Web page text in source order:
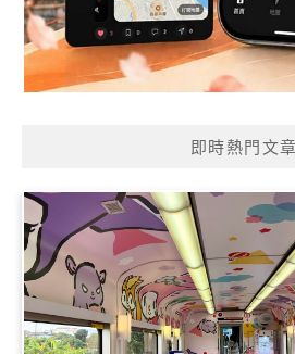
即時熱門文章